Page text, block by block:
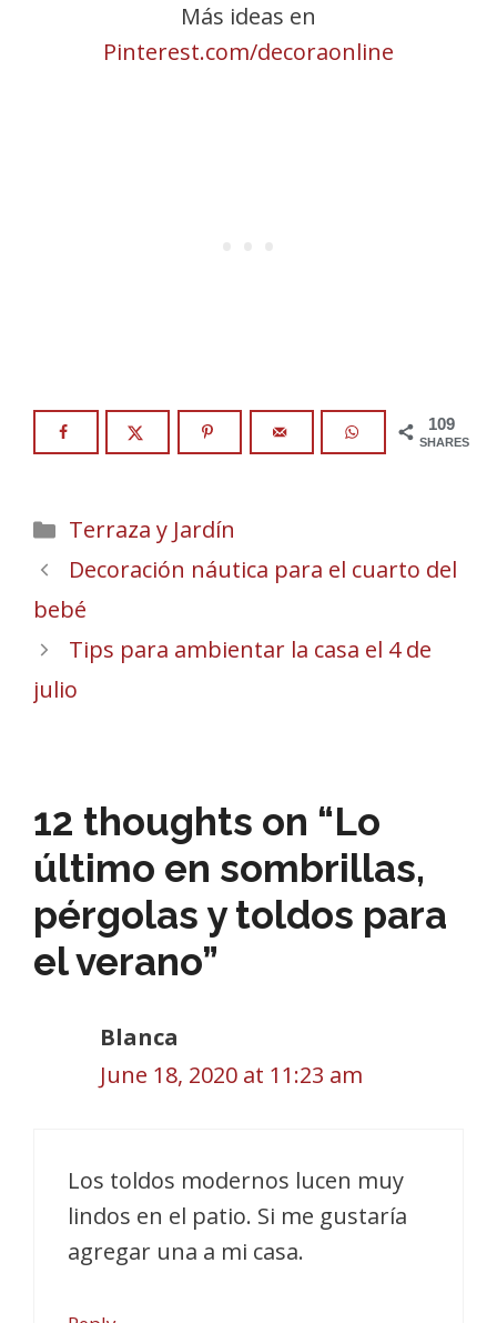
Más ideas en
Pinterest.com/decoraonline
109
SHARES
Categories
Terraza y Jardín
Decoración náutica para el cuarto del
bebé
Tips para ambientar la casa el 4 de
julio
12 thoughts on “Lo
último en sombrillas,
pérgolas y toldos para
el verano”
Blanca
June 18, 2020 at 11:23 am
Los toldos modernos lucen muy
lindos en el patio. Si me gustaría
agregar una a mi casa.